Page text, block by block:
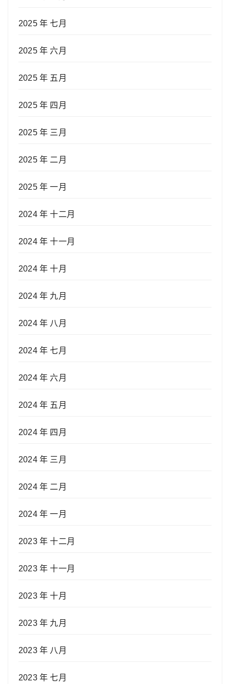
2025 年 七月
2025 年 六月
2025 年 五月
2025 年 四月
2025 年 三月
2025 年 二月
2025 年 一月
2024 年 十二月
2024 年 十一月
2024 年 十月
2024 年 九月
2024 年 八月
2024 年 七月
2024 年 六月
2024 年 五月
2024 年 四月
2024 年 三月
2024 年 二月
2024 年 一月
2023 年 十二月
2023 年 十一月
2023 年 十月
2023 年 九月
2023 年 八月
2023 年 七月